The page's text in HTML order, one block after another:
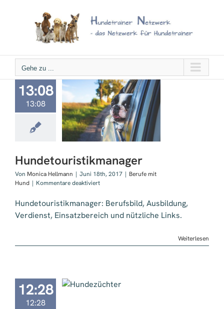
Gehe zu ...
13:08
13:08
Hundetouristikmanager
Von Monica Hellmann | Juni 18th, 2017 | Berufe mit
Hund | Kommentare deaktiviertfür
Hundetouristikmanager: Berufsbild, Ausbildung,
Verdienst, Einsatzbereich und nützliche Links.
Weiterlesen
12:28
12:28
Juni
Marketing